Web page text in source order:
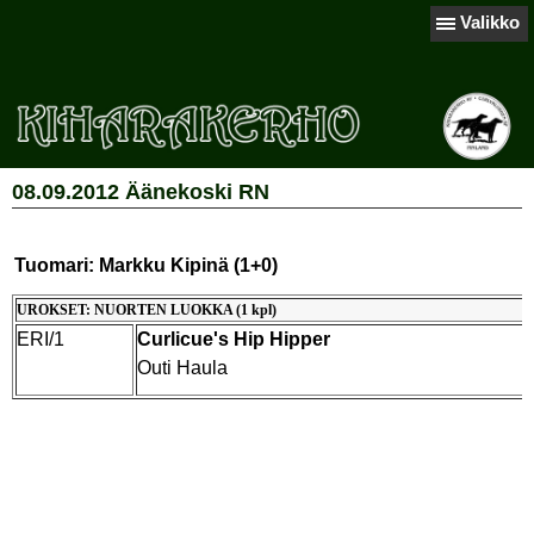
Valikko
08.09.2012 Äänekoski RN
Tuomari: Markku Kipinä (1+0)
UROKSET: NUORTEN LUOKKA (1 kpl)
ERI/1
Curlicue's Hip Hipper
Outi Haula